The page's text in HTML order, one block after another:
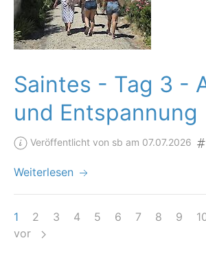
Saintes - Tag 3 -
und Entspannung
Veröffentlicht von sb am 07.07.2026
Weiterlesen
1 2 3 4 5 6 7 8 9
vor